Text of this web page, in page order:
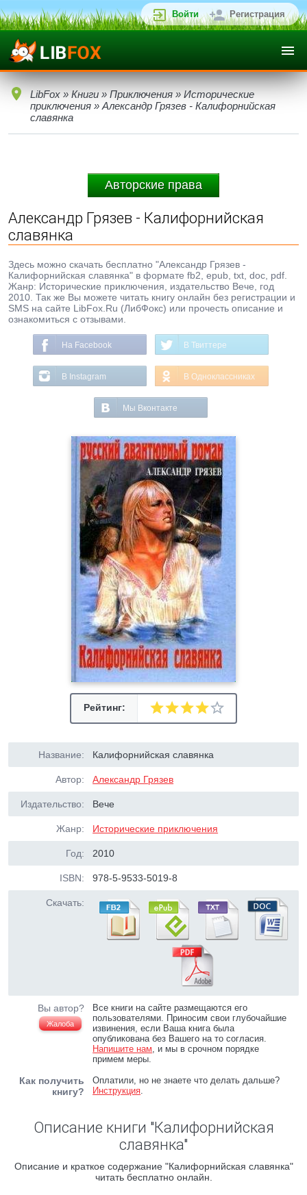
Войти Регистрация
LibFox » Книги » Приключения » Исторические
приключения » Александр Грязев - Калифорнийская
славянка
Авторские права
Александр Грязев - Калифорнийская
славянка
Здесь можно скачать бесплатно "Александр Грязев -
Калифорнийская славянка" в формате fb2, epub, txt, doc, pdf.
Жанр: Исторические приключения, издательство Вече, год
2010. Так же Вы можете читать книгу онлайн без регистрации и
SMS на сайте LibFox.Ru (ЛибФокс) или прочесть описание и
ознакомиться с отзывами.
На Facebook В Твиттере
В Instagram В Одноклассниках
Мы Вконтакте
Рейтинг:
Название: Калифорнийская славянка
Автор: Александр Грязев
Издательство: Вече
Жанр: Исторические приключения
Год: 2010
ISBN: 978-5-9533-5019-8
Скачать:
Вы автор?
Жалоба
Все книги на сайте размещаются его
пользователями. Приносим свои глубочайшие
извинения, если Ваша книга была
опубликована без Вашего на то согласия.
Напишите нам, и мы в срочном порядке
примем меры.
Как получить
книгу?
Оплатили, но не знаете что делать дальше?
Инструкция.
Описание книги "Калифорнийская
славянка"
Описание и краткое содержание "Калифорнийская славянка"
читать бесплатно онлайн.